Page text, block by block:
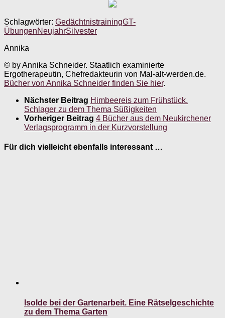
Schlagwörter: GedächtnistrainingGT-
ÜbungenNeujahrSilvester
Annika
© by Annika Schneider. Staatlich examinierte
Ergotherapeutin, Chefredakteurin von Mal-alt-werden.de.
Bücher von Annika Schneider finden Sie hier.
Nächster Beitrag Himbeereis zum Frühstück.
Schlager zu dem Thema Süßigkeiten
Vorheriger Beitrag 4 Bücher aus dem Neukirchener
Verlagsprogramm in der Kurzvorstellung
Für dich vielleicht ebenfalls interessant …
Isolde bei der Gartenarbeit. Eine Rätselgeschichte
zu dem Thema Garten